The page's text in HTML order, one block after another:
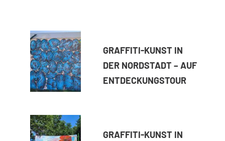
GRAFFITI-KUNST IN
DER NORDSTADT – AUF
ENTDECKUNGSTOUR
GRAFFITI-KUNST IN